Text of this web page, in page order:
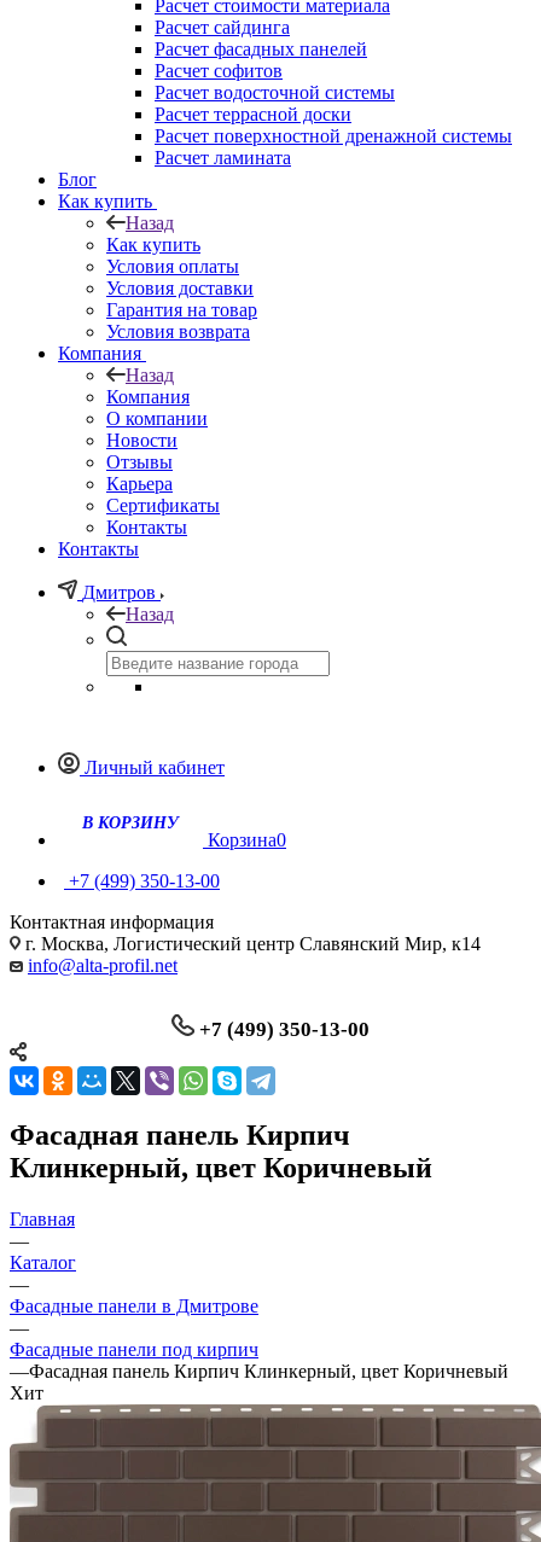
Расчет стоимости материала
Расчет сайдинга
Расчет фасадных панелей
Расчет софитов
Расчет водосточной системы
Расчет террасной доски
Расчет поверхностной дренажной системы
Расчет ламината
Блог
Как купить
Назад
Как купить
Условия оплаты
Условия доставки
Гарантия на товар
Условия возврата
Компания
Назад
Компания
О компании
Новости
Отзывы
Карьера
Сертификаты
Контакты
Контакты
Дмитров
Назад
Личный кабинет
Корзина0
+7 (499) 350-13-00
Контактная информация
г. Москва, Логистический центр Славянский Мир, к14
info@alta-profil.net
+7 (499) 350-13-00
Фасадная панель Кирпич
Клинкерный, цвет Коричневый
Главная
—
Каталог
—
Фасадные панели в Дмитрове
—
Фасадные панели под кирпич
—Фасадная панель Кирпич Клинкерный, цвет Коричневый
Хит